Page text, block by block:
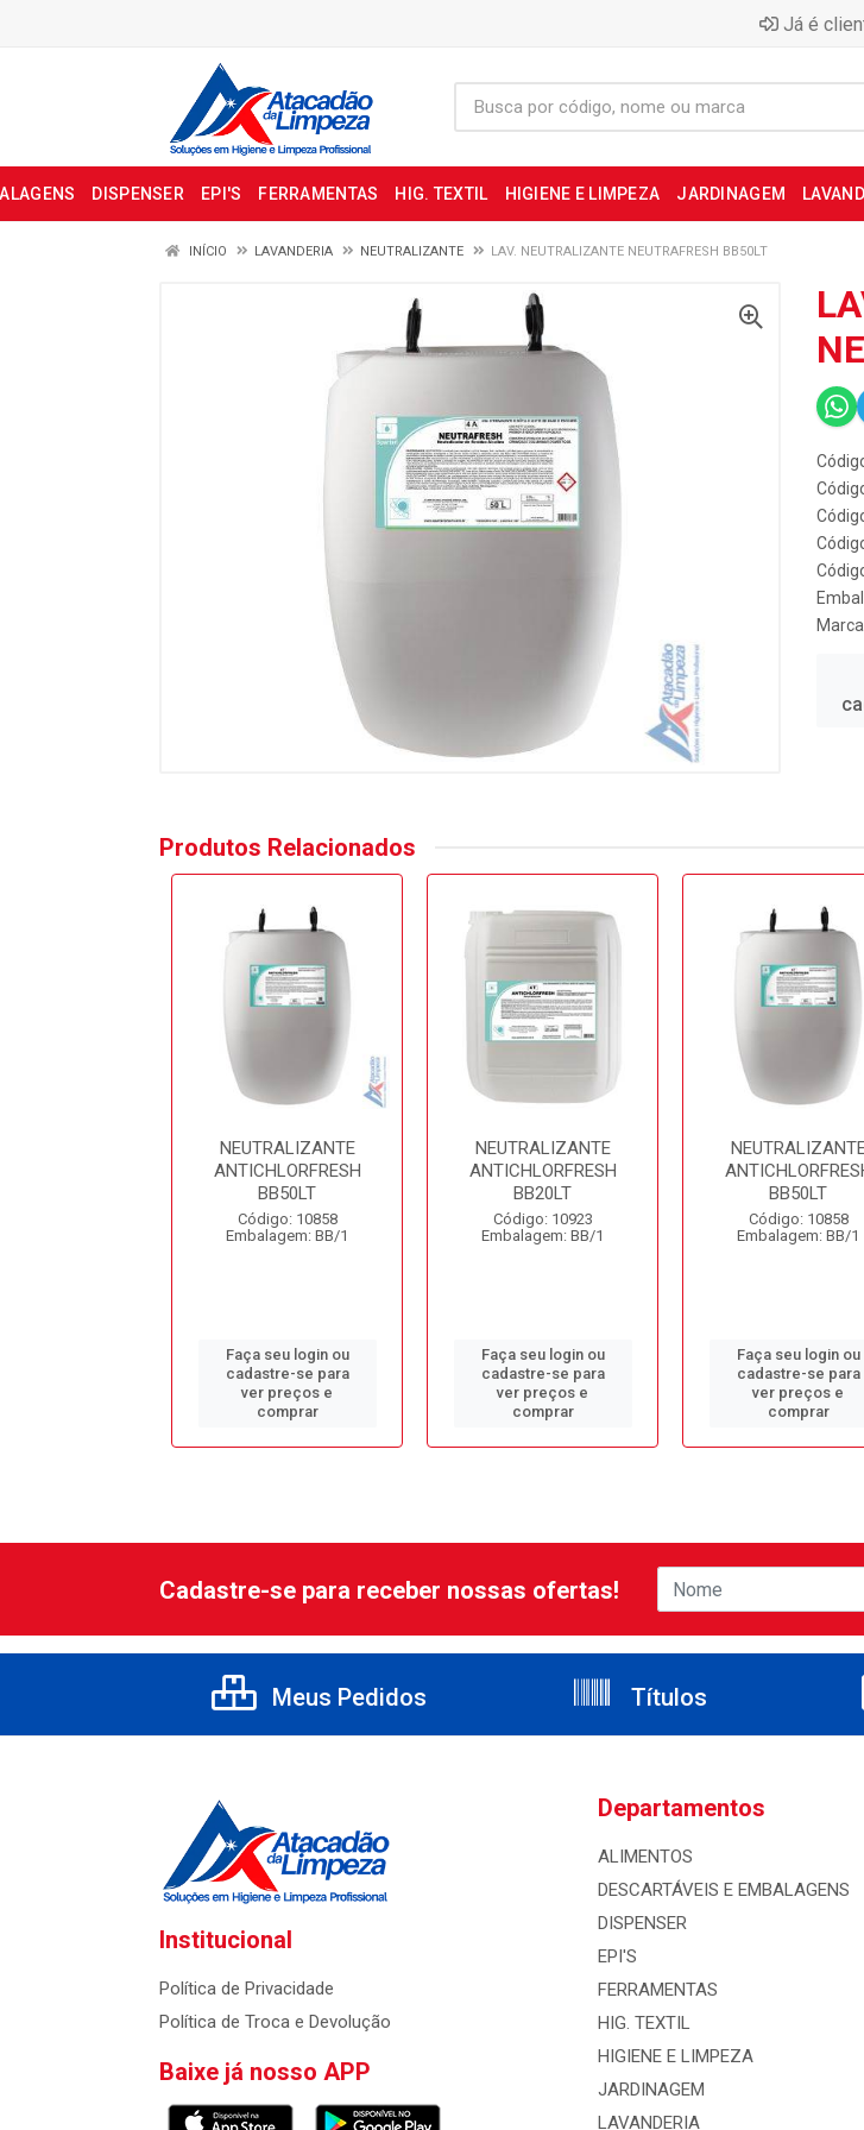
Já é
DISPENSER EPI'S FERRAMENTAS HIG. TEXTIL HIGIENE E LIMPEZA JARDINAGEM
INÍCIO LAVANDERIA NEUTRALIZANTE LAV. NEUTRALIZANTE NEUTRAFRESH BB50LT
Produtos Relacionados
NEUTRALIZANTE
ANTICHLORFRESH
BB50LT
Código: 10858
Embalagem: BB/1
Faça seu login ou
cadastre-se para
ver preços e
comprar
NEUTRALIZANTE
ANTICHLORFRESH
BB20LT
Código: 10923
Embalagem: BB/1
Faça seu login ou
cadastre-se para
ver preços e
comprar
BB50LT
Código: 10858
Embalagem: BB/1
Faça seu login ou
cadastre-se para
ver preços e
comprar
Cadastre-se para receber nossas ofertas!
Meus Pedidos Títulos
Institucional
Política de Privacidade
Política de Troca e Devolução
Baixe já nosso APP
Departamentos
ALIMENTOS
DESCARTÁVEIS E EMBALAGENS
DISPENSER
EPI'S
FERRAMENTAS
HIG. TEXTIL
HIGIENE E LIMPEZA
JARDINAGEM
LAVANDERIA